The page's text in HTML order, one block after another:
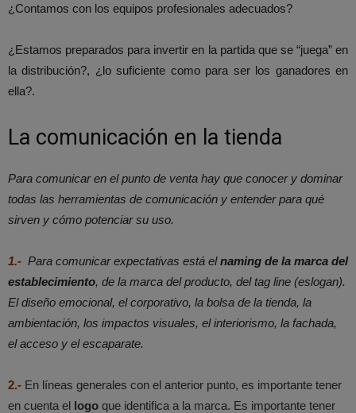
¿Contamos con los equipos profesionales adecuados?
¿Estamos preparados para invertir en la partida que se “juega” en
la distribución?, ¿lo suficiente como para ser los ganadores en
ella?.
La comunicación en la tienda
Para comunicar en el punto de venta hay que conocer y dominar
todas las herramientas de comunicación y entender para qué
sirven y cómo potenciar su uso.
1.- Para comunicar expectativas está elnaming de la marca del
establecimiento, de la marca del producto, deltag line (eslogan).
El diseño emocional, el corporativo, la bolsa de la tienda, la
ambientación, los impactos visuales, el interiorismo, la fachada,
el acceso y el escaparate.
2.- En líneas generales con el anterior punto, es importante tener
en cuenta el logo que identifica a la marca. Es importante tener